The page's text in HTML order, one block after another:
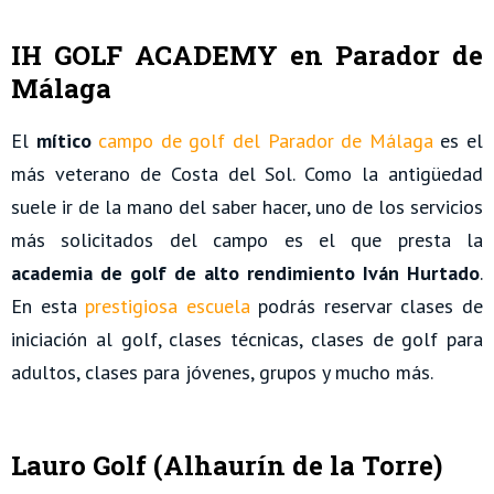
IH GOLF ACADEMY en Parador de
Málaga
El míticocampo de golf del Parador de Málagaes el
más veterano de Costa del Sol. Como la antigüedad
suele ir de la mano del saber hacer, uno de los servicios
más solicitados del campo es el que presta la
academia de golf de alto rendimiento Iván Hurtado.
En estaprestigiosa escuelapodrás reservar clases de
iniciación al golf, clases técnicas, clases de golf para
adultos, clases para jóvenes, grupos y mucho más.
Lauro Golf (Alhaurín de la Torre)